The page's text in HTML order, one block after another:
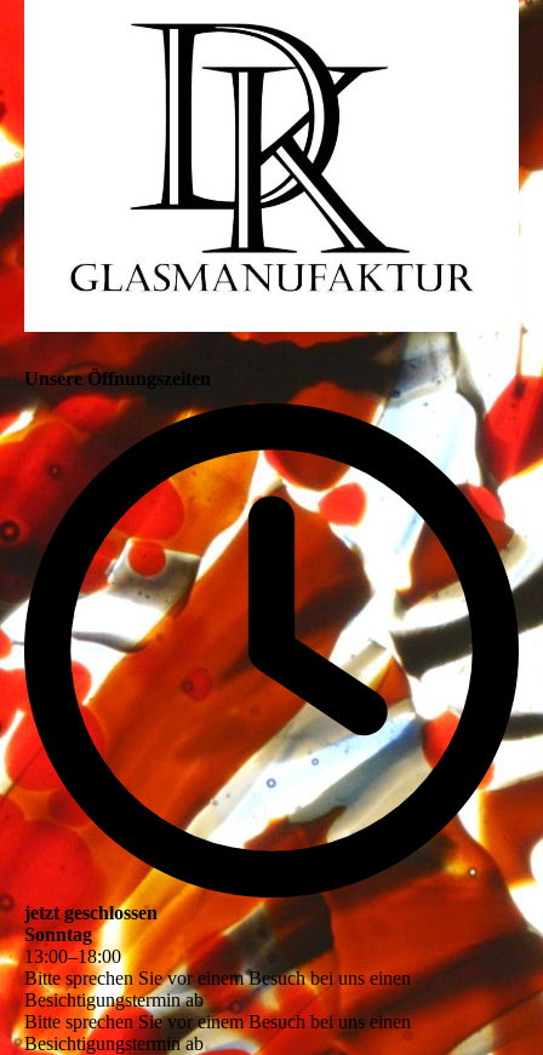
Unsere Öffnungszeiten
jetzt geschlossen
Sonntag
13:00–18:00
Bitte sprechen Sie vor einem Besuch bei uns einen
Besichtigungstermin ab
Bitte sprechen Sie vor einem Besuch bei uns einen
Besichtigungstermin ab